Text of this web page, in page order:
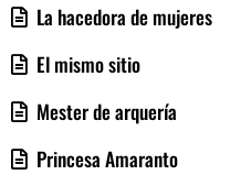
La hacedora de mujeres
El mismo sitio
Mester de arquería
Princesa Amaranto